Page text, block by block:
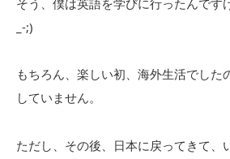
_-;)
もちろん、楽しい初、海外生活でした
していません。
ただし、その後、日本に戻ってきて、